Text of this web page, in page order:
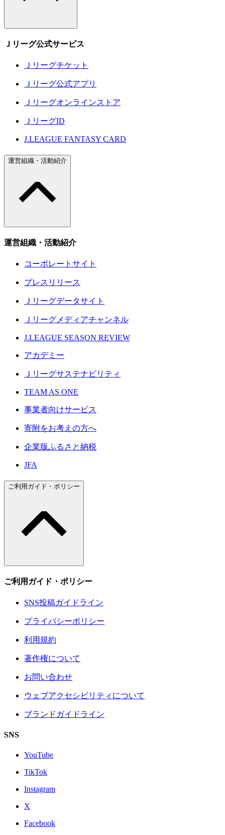
Ｊリーグ公式サービス
Ｊリーグチケット
Ｊリーグ公式アプリ
Ｊリーグオンラインストア
ＪリーグID
J.LEAGUE FANTASY CARD
運営組織・活動紹介
運営組織・活動紹介
コーポレートサイト
プレスリリース
Ｊリーグデータサイト
Ｊリーグメディアチャンネル
J.LEAGUE SEASON REVIEW
アカデミー
Ｊリーグサステナビリティ
TEAM AS ONE
事業者向けサービス
寄附をお考えの方へ
企業版ふるさと納税
JFA
ご利用ガイド・ポリシー
ご利用ガイド・ポリシー
SNS投稿ガイドライン
プライバシーポリシー
利用規約
著作権について
お問い合わせ
ウェブアクセシビリティについて
ブランドガイドライン
SNS
YouTube
TikTok
Instagram
X
Facebook